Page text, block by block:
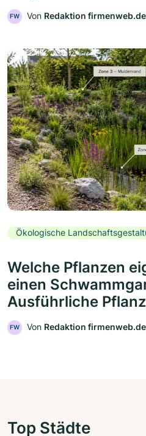
FW Von Redaktion firmenweb.de
Ökologische
Welche Pflanzen
einen
Ausführliche
FW Von Redaktion firmenweb.de
Top Städte